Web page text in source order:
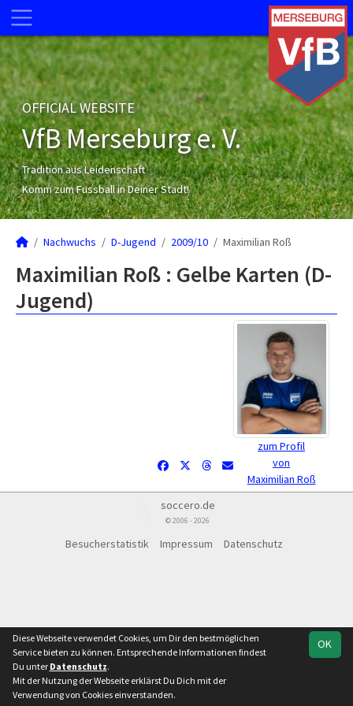
OFFICIAL WEBSITE
VfB Merseburg e. V.
Tradition aus Leidenschaft
Komm zum Fussball in Deiner Stadt!
Nachwuchs D-Jugend 2009/10 Maximilian Roß
Maximilian Roß : Gelbe Karten (D-
Jugend)
zum Profil
von
Maximilian Roß
soccero.de
© 2006 - 2026
Besucherstatistik Impressum Datenschutz
OK
Diese Webseite verwendet Cookies, um Dir den bestmöglichen
Service bieten zu können. Entsprechende Informationen findest
Du unter Datenschutz.
Mit der Nutzung der Webseite erklärst Du Dich mit der
Verwendung von Cookies einverstanden.